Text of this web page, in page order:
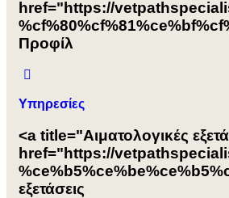
href="https://
Προφίλ
Υπηρεσίες
<a title="Αιματολογικές
href="https://
εξετάσεις